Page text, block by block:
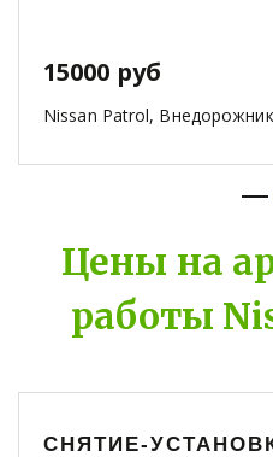
15000 руб
Nissan Patrol, Внедорожник
Цены на
работы
СНЯТИЕ-